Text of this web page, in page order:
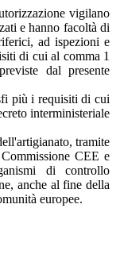
vigilano
e hanno facoltà di
ad ispezioni e
di cui al comma 1
dal presente
più i requisiti di cui
interministeriale
tramite
CEE e
di controllo
anche al fine della
europee.